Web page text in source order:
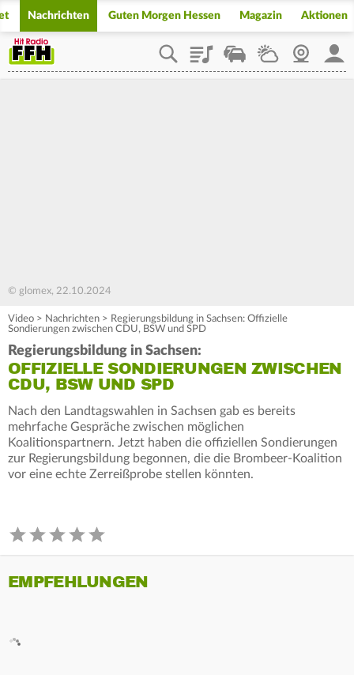
Nachrichten Guten Morgen Hessen Magazin Aktionen
PlaylistStaupilotWetterWebcam
© glomex, 22.10.2024
Video > Nachrichten > Regierungsbildung in Sachsen: Offizielle
Sondierungen zwischen CDU, BSW und SPD
Regierungsbildung in Sachsen:
OFFIZIELLE SONDIERUNGEN ZWISCHEN
CDU, BSW UND SPD
Nach den Landtagswahlen in Sachsen gab es bereits
mehrfache Gespräche zwischen möglichen
Koalitionspartnern. Jetzt haben die offiziellen Sondierungen
zur Regierungsbildung begonnen, die die Brombeer-Koalition
vor eine echte Zerreißprobe stellen könnten.
EMPFEHLUNGEN